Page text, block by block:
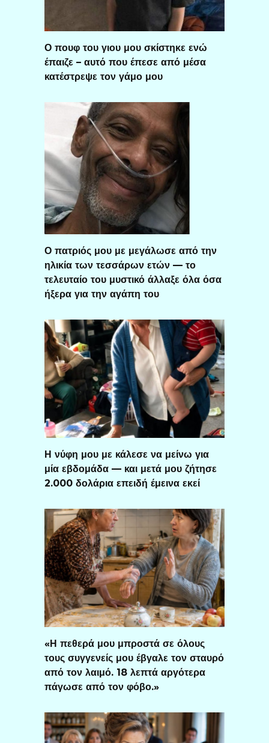
Ο πουφ του γιου μου σκίστηκε ενώ
έπαιζε – αυτό που έπεσε από μέσα
κατέστρεψε τον γάμο μου
Ο πατριός μου με μεγάλωσε από την
ηλικία των τεσσάρων ετών — το
τελευταίο του μυστικό άλλαξε όλα όσα
ήξερα για την αγάπη του
Η νύφη μου με κάλεσε να μείνω για
μία εβδομάδα — και μετά μου ζήτησε
2.000 δολάρια επειδή έμεινα εκεί
«Η πεθερά μου μπροστά σε όλους
τους συγγενείς μου έβγαλε τον σταυρό
από τον λαιμό. 18 λεπτά αργότερα
πάγωσε από τον φόβο.»